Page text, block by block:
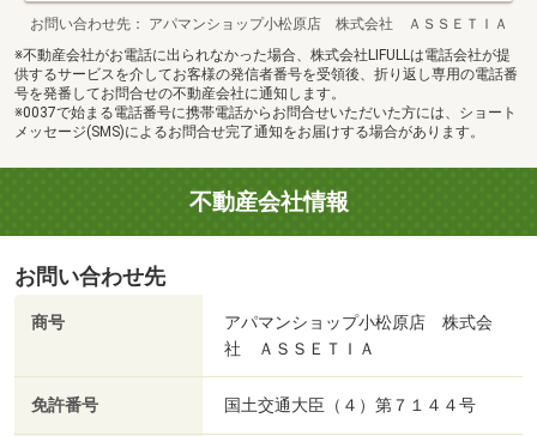
お問い合わせ先
アパマンショップ小松原店 株式会社 ＡＳＳＥＴＩＡ
※不動産会社がお電話に出られなかった場合、株式会社LIFULLは電話会社が提
供するサービスを介してお客様の発信者番号を受領後、折り返し専用の電話番
号を発番してお問合せの不動産会社に通知します。
※0037で始まる電話番号に携帯電話からお問合せいただいた方には、ショート
メッセージ(SMS)によるお問合せ完了通知をお届けする場合があります。
不動産会社情報
お問い合わせ先
商号
アパマンショップ小松原店 株式会
社 ＡＳＳＥＴＩＡ
免許番号 国土交通大臣（４）第７１４４号